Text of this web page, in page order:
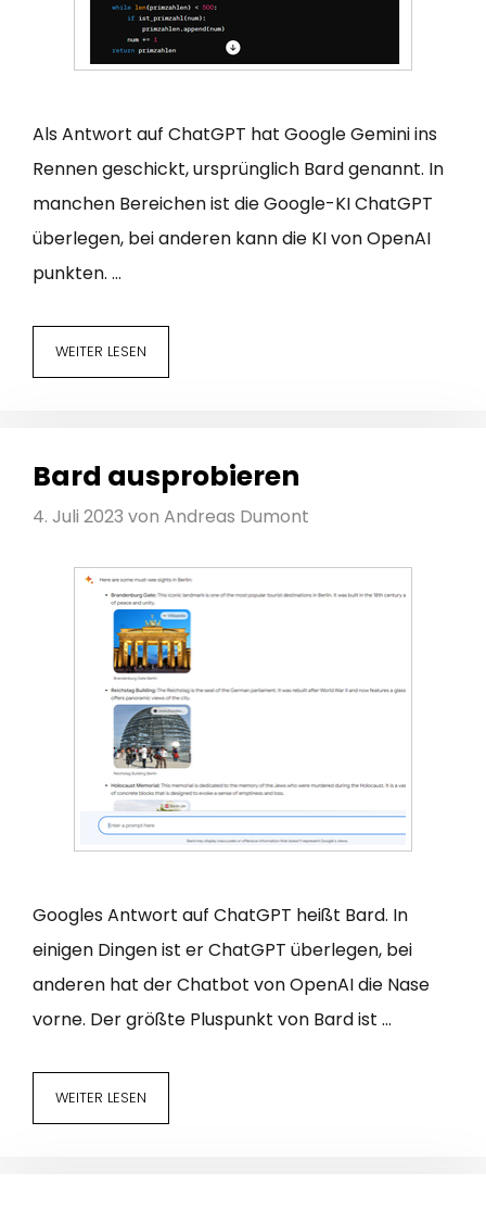
Als Antwort auf ChatGPT hat Google Gemini ins
Rennen geschickt, ursprünglich Bard genannt. In
manchen Bereichen ist die Google-KI ChatGPT
überlegen, bei anderen kann die KI von OpenAI
punkten. …
WEITER LESEN
Bard ausprobieren
4. Juli 2023 von Andreas Dumont
Googles Antwort auf ChatGPT heißt Bard. In
einigen Dingen ist er ChatGPT überlegen, bei
anderen hat der Chatbot von OpenAI die Nase
vorne. Der größte Pluspunkt von Bard ist …
WEITER LESEN